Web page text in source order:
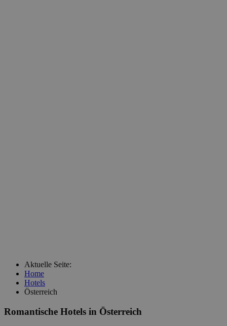
Aktuelle Seite:
Home
Hotels
Österreich
Romantische Hotels in Österreich